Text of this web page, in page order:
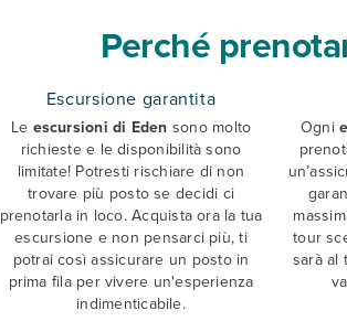
Perché
Escursione garantita
Le escursioni di Eden sono molto
richieste e le disponibilità sono
limitate! Potresti rischiare di non
trovare più posto se decidi ci
prenotarla in loco. Acquista ora la tua
escursione e non pensarci più, ti
potrai così assicurare un posto in
prima fila per vivere un'esperienza
indimenticabile.
Ogni
tour
sarà al